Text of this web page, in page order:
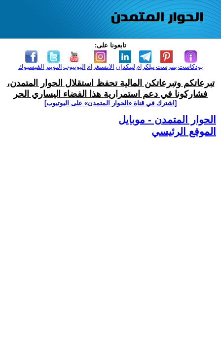
تابعونا على:
الفيسبوك التويتر اليوتيوب الانستغرام لينكدإن تيلكرامبنترست بودكاست
تبرعاتكم وتبرعاتكن المالية تحفظ استقلال الحوار المتمدن،
فشاركونا في دعم استمرارية هذا الفضاء اليساري الحر
[اشترك في قناة ‫«الحوار المتمدن» على اليوتيوب]
الحوار المتمدن - موبايل
الموقع الرئيسي